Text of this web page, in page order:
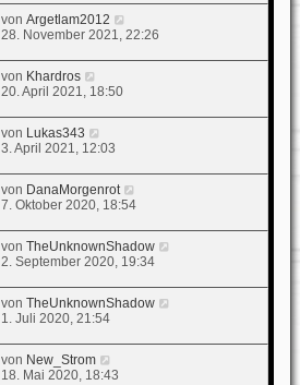
vonArgetlam2012
28. November 2021, 22:26
von Khardros
20. April 2021, 18:50
von Lukas343
3. April 2021, 12:03
von DanaMorgenrot
7. Oktober 2020, 18:54
vonTheUnknownShadow
2. September 2020, 19:34
vonTheUnknownShadow
1. Juli 2020, 21:54
von New_Strom
18. Mai 2020, 18:43